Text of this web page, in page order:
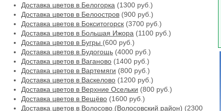
Доставка цветов в Белогорка (1300 руб.)
Доставка цветов в Белоостров (900 руб.)
Доставка цветов в Бокситогорск (3700 руб.)
Доставка цветов в Большая Ижора (1100 руб.)
Доставка цветов в Бугры (600 руб.)
Доставка цветов в Будогощь (4000 руб.)
Доставка цветов в Ваганово (1400 руб.)
Доставка цветов в Вартемяги (800 руб.)
Доставка цветов в Васкелово (1200 руб.)
Доставка цветов в Верхние Осельки (800 руб.)
Доставка цветов в Вещёво (1600 руб.)
Доставка цветов в Волосово (Волосовский район) (2300